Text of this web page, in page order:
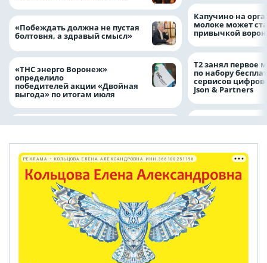
«Побеждать должна не пустая
болтовня, а здравый смысл»
«ТНС энерго Воронеж»
определило
победителей акции «Двойная
выгода» по итогам июля
Капучино на
молоке может
привычкой
Т2 занял первое
по набору
сервисов
Json & Partners
РЕКЛАМА • КОЛЬЦОВА ЕЛЕНА АЛЕКСАНДРОВНА ИНН 366100251196